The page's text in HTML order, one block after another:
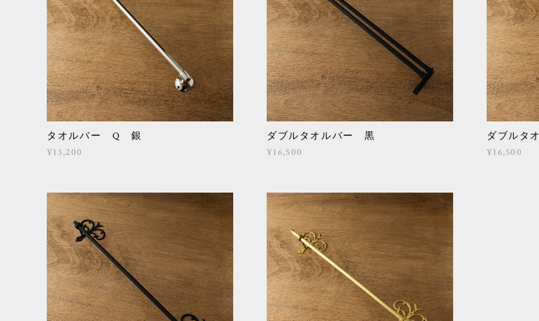
タオルバー Q 銀
¥13,200
ダブルタオルバー 黒
¥16,500
ダブルタ
¥16,500